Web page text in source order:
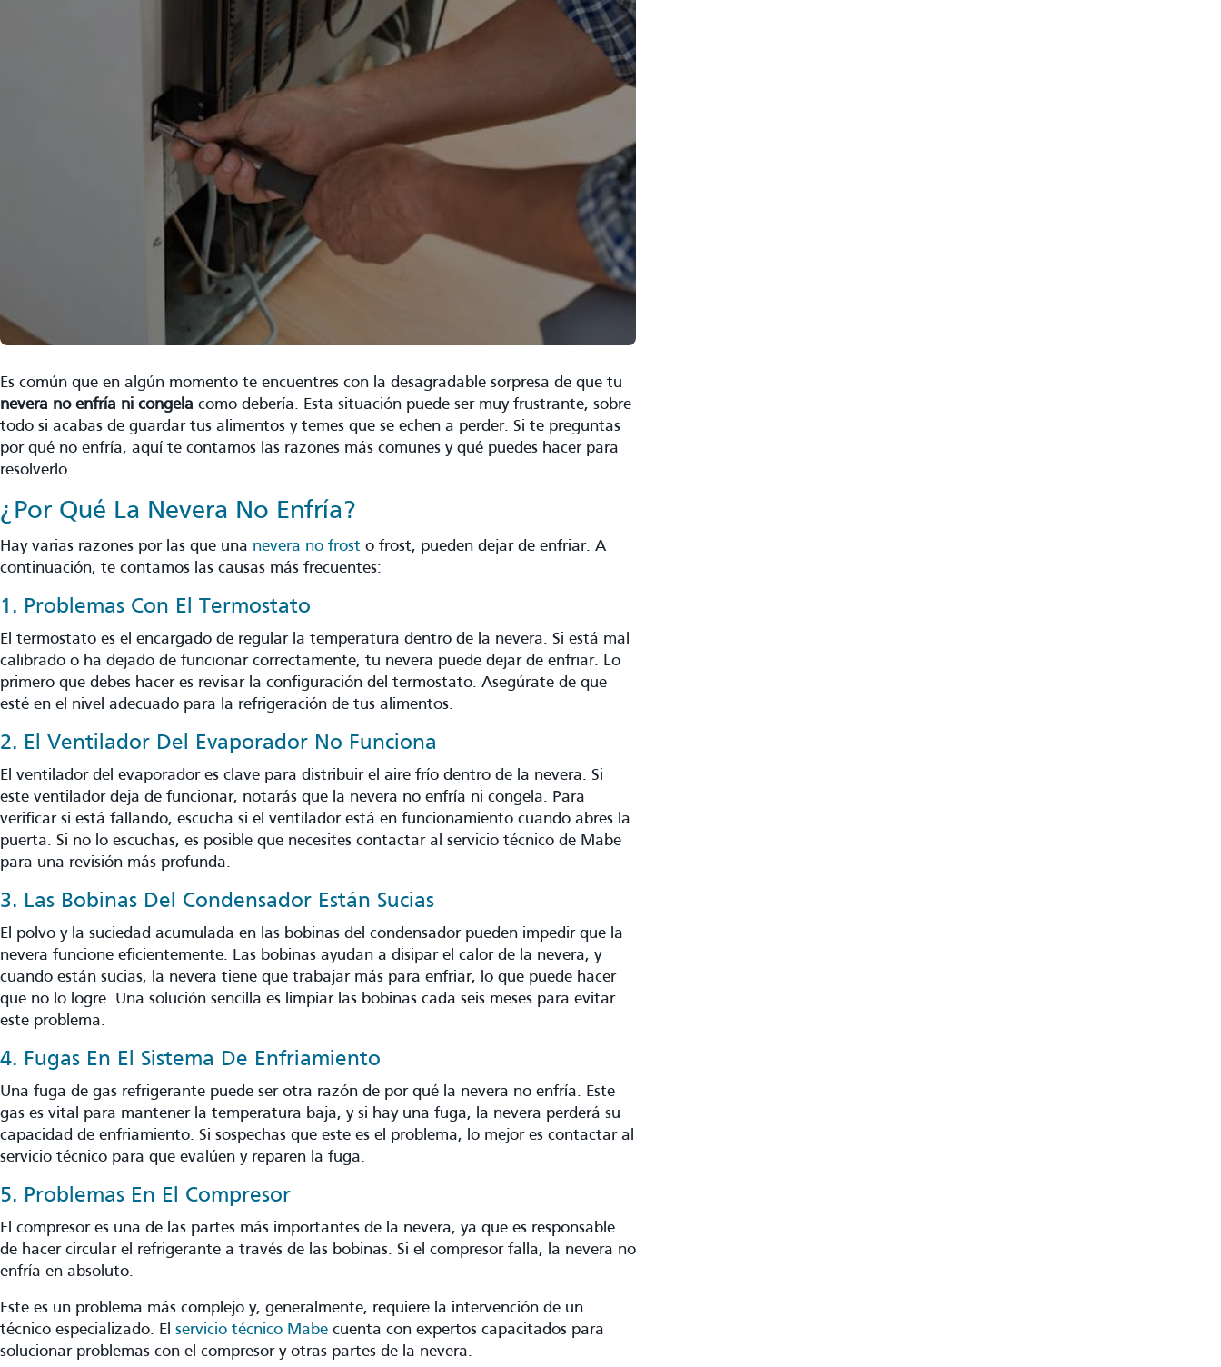
Es común que en algún momento te encuentres con la desagradable sorpresa de que tu
nevera no enfría ni congela como debería. Esta situación puede ser muy frustrante, sobre
todo si acabas de guardar tus alimentos y temes que se echen a perder. Si te preguntas
por qué no enfría, aquí te contamos las razones más comunes y qué puedes hacer para
resolverlo.
¿Por Qué La Nevera No Enfría?
Hay varias razones por las que una nevera no frost o frost, pueden dejar de enfriar. A
continuación, te contamos las causas más frecuentes:
1. Problemas Con El Termostato
El termostato es el encargado de regular la temperatura dentro de la nevera. Si está mal
calibrado o ha dejado de funcionar correctamente, tu nevera puede dejar de enfriar. Lo
primero que debes hacer es revisar la configuración del termostato. Asegúrate de que
esté en el nivel adecuado para la refrigeración de tus alimentos.
2. El Ventilador Del Evaporador No Funciona
El ventilador del evaporador es clave para distribuir el aire frío dentro de la nevera. Si
este ventilador deja de funcionar, notarás que la nevera no enfría ni congela. Para
verificar si está fallando, escucha si el ventilador está en funcionamiento cuando abres la
puerta. Si no lo escuchas, es posible que necesites contactar al servicio técnico de Mabe
para una revisión más profunda.
3. Las Bobinas Del Condensador Están Sucias
El polvo y la suciedad acumulada en las bobinas del condensador pueden impedir que la
nevera funcione eficientemente. Las bobinas ayudan a disipar el calor de la nevera, y
cuando están sucias, la nevera tiene que trabajar más para enfriar, lo que puede hacer
que no lo logre. Una solución sencilla es limpiar las bobinas cada seis meses para evitar
este problema.
4. Fugas En El Sistema De Enfriamiento
Una fuga de gas refrigerante puede ser otra razón de por qué la nevera no enfría. Este
gas es vital para mantener la temperatura baja, y si hay una fuga, la nevera perderá su
capacidad de enfriamiento. Si sospechas que este es el problema, lo mejor es contactar al
servicio técnico para que evalúen y reparen la fuga.
5. Problemas En El Compresor
El compresor es una de las partes más importantes de la nevera, ya que es responsable
de hacer circular el refrigerante a través de las bobinas. Si el compresor falla, la nevera no
enfría en absoluto.
Este es un problema más complejo y, generalmente, requiere la intervención de un
técnico especializado. El servicio técnico Mabe cuenta con expertos capacitados para
solucionar problemas con el compresor y otras partes de la nevera.